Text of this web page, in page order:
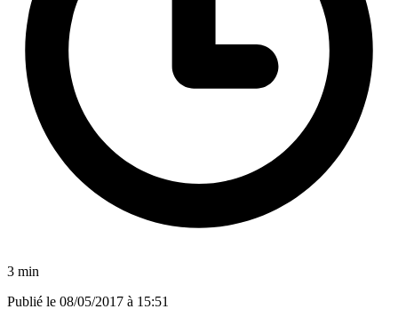
3 min
Publié le 08/05/2017 à 15:51